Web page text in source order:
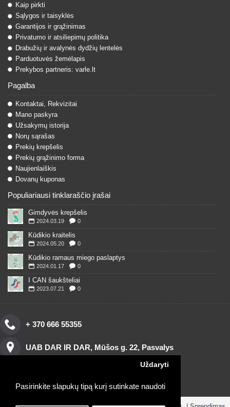
Pasirinkite slapukų tipą kurį sutinkate naudoti
Uždaryti
Kaip pirkti
Sąlygos ir taisyklės
Garantijos ir grąžinimas
Privatumo ir atsiliepimų politika
Drabužių ir avalynės dydžių lentelės
Parduotuvės žemėlapis
Prekybos partneris: varle.lt
Pagalba
Kontaktai, Rekvizitai
Mano paskyra
Užsakymų istorija
Norų sąrašas
Prekių krepšelis
Prekių grąžinimo forma
Naujienlaiškis
Dovanų kuponas
Populiariausi tinklaraščio įrašai
Gimdyvės krepšelis
2024.03.19 0
Kūdikio kraitelis
2024.05.20 0
Kūdikio ramaus miego paslaptys
2024.01.17 0
I CAN šaukšteliai
2023.07.21 0
+ 370 666 55355
UAB DAR IR DAR, Mūšos g. 22, Pasvalys